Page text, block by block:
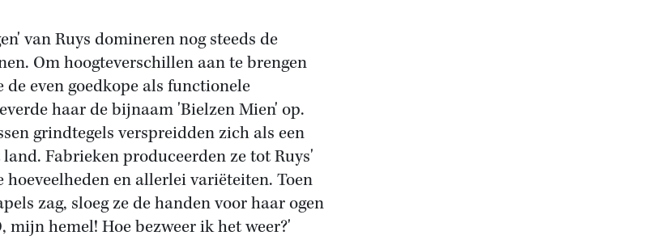
van Ruys domineren nog steeds de
Om hoogteverschillen aan te brengen
even goedkope als functionele
haar de bijnaam 'Bielzen Mien' op.
grindtegels verspreidden zich als een
Fabrieken produceerden ze tot Ruys'
en allerlei variëteiten. Toen
zag, sloeg ze de handen voor haar ogen
mijn hemel! Hoe bezweer ik het weer?'